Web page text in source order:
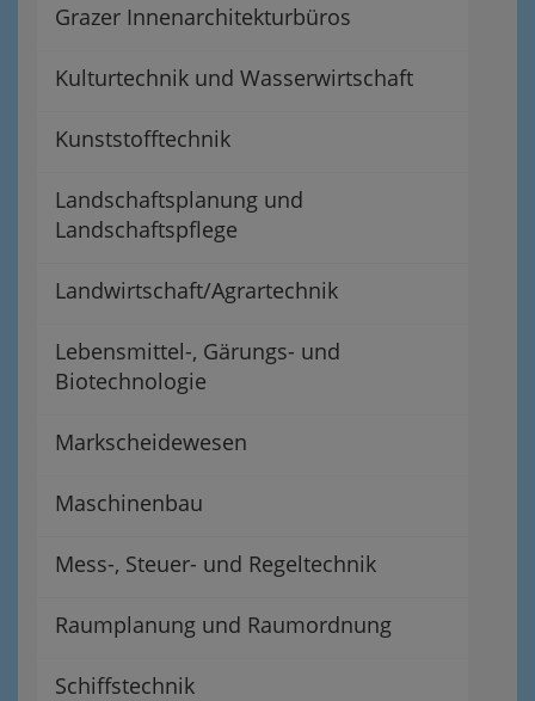
Grazer Innenarchitekturbüros
Kulturtechnik und Wasserwirtschaft
Kunststofftechnik
Landschaftsplanung und
Landschaftspflege
Landwirtschaft/Agrartechnik
Lebensmittel-, Gärungs- und
Biotechnologie
Markscheidewesen
Maschinenbau
Mess-, Steuer- und Regeltechnik
Raumplanung und Raumordnung
Schiffstechnik